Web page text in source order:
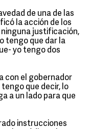
de una de las
la acción de los
justificación,
tengo que dar la
yo tengo dos
con el gobernador
que decir, lo
a un lado para que
instrucciones